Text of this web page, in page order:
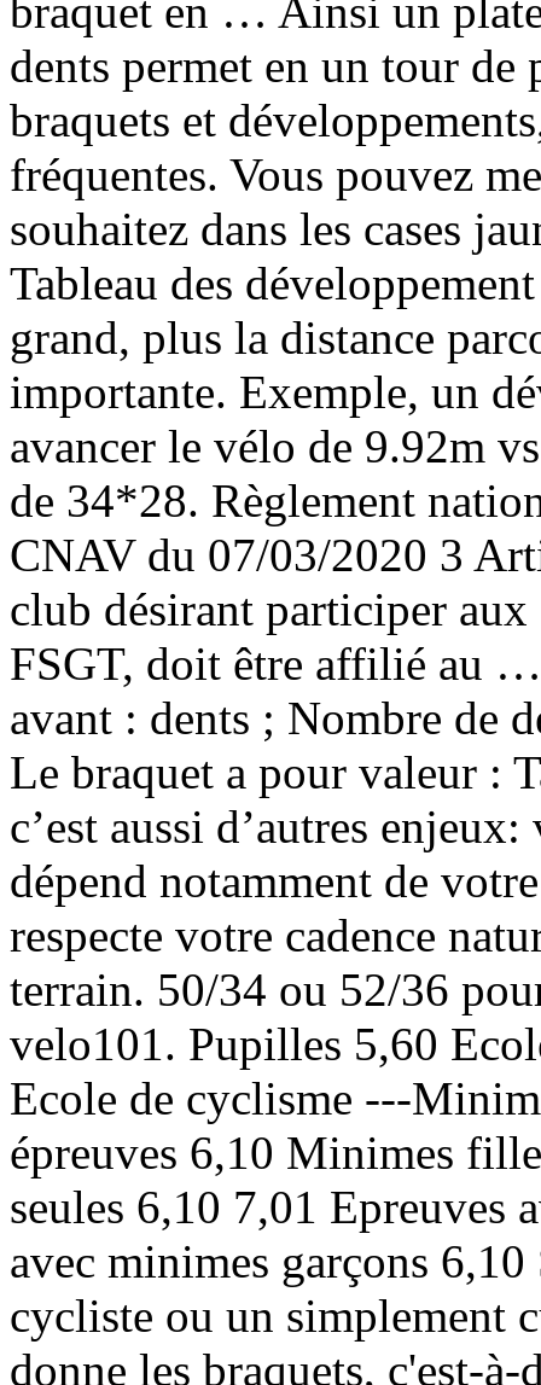
braquet en … Ainsi un
dents permet en un tour
braquets et
fréquentes. Vous pouvez
souhaitez dans les cases
Tableau des
grand, plus la distance
importante. Exemple, un
avancer le vélo de 9.92m
de 34*28. Règlement
CNAV du 07/03/2020 3
club désirant participer
FSGT, doit être affilié au
avant : dents ; Nombre de
Le braquet a pour valeur :
c’est aussi d’autres
dépend notamment de
respecte votre cadence
terrain. 50/34 ou 52/36
velo101. Pupilles 5,60
Ecole de cyclisme ---
épreuves 6,10 Minimes
seules 6,10 7,01 Epreuves
avec minimes garçons
cycliste ou un simplement
donne les braquets, c'est-